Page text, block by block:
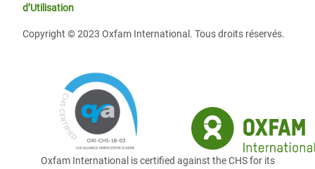
d’Utilisation
Copyright © 2023 Oxfam International. Tous droits réservés.
Oxfam International is certified against the CHS for its